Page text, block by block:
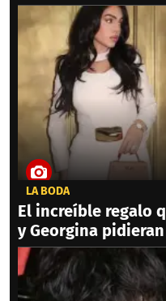
LA BODA
El increíble regalo
y Georgina